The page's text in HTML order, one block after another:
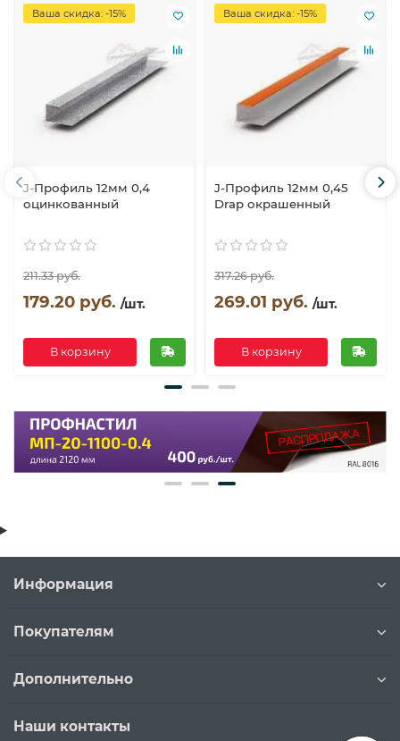
Ваша скидка: -15%
J-Профиль 12мм 0,4
оцинкованный
211.33 руб.
179.20 руб. /шт.
В корзину
Ваша скидка: -15%
J-Профиль 12мм 0,45
Drap окрашенный
317.26 руб.
269.01 руб. /шт.
В корзину
Информация
Покупателям
Дополнительно
Наши контакты